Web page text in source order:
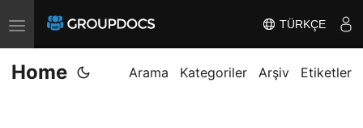
T
o
g
TÜRKÇE
Home Arama Kategoriler Arşiv Etiketler